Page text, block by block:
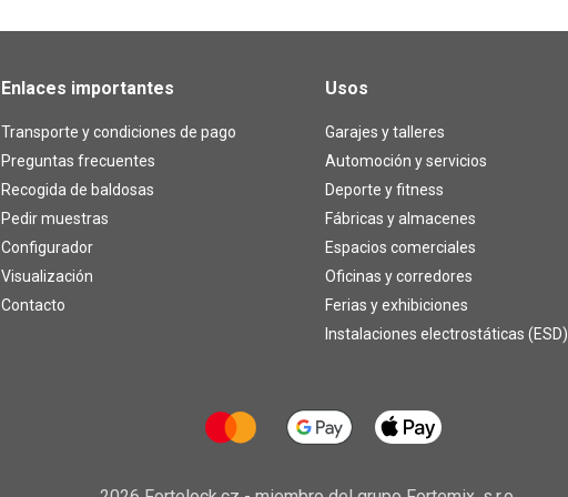
Enlaces importantes
Transporte y condiciones de pago
Preguntas frecuentes
Recogida de baldosas
Pedir muestras
Configurador
Visualización
Contacto
Usos
Garajes y talleres
Automoción y servicios
Deporte y fitness
Fábricas y almacenes
Espacios comerciales
Oficinas y corredores
Ferias y exhibiciones
Instalaciones electrostáticas (ESD)